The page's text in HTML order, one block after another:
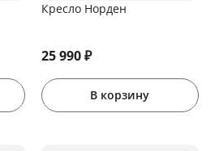
Кресло Норден
25 990₽
В корзину